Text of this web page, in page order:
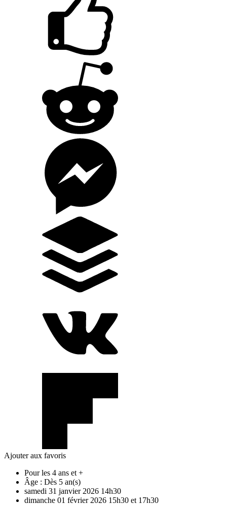
Ajouter aux favoris
Pour les 4 ans et +
Âge : Dès 5 an(s)
samedi 31 janvier 2026 14h30
dimanche 01 février 2026 15h30 et 17h30